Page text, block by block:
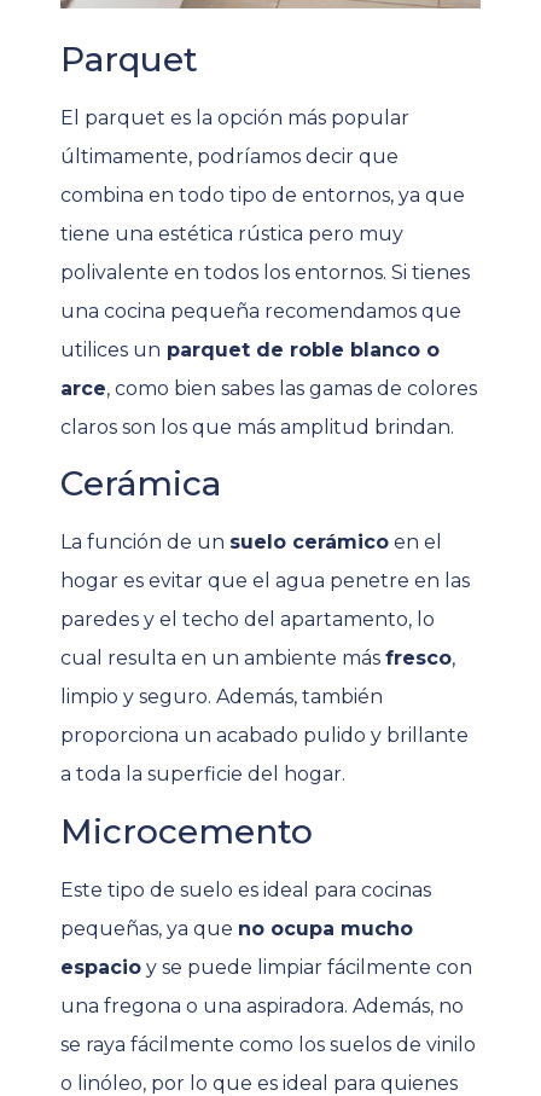
Parquet
El parquet es la opción más popular
últimamente, podríamos decir que
combina en todo tipo de entornos, ya que
tiene una estética rústica pero muy
polivalente en todos los entornos. Si tienes
una cocina pequeña recomendamos que
utilices un parquet de roble blanco o
arce, como bien sabes las gamas de colores
claros son los que más amplitud brindan.
Cerámica
La función de un suelo cerámico en el
hogar es evitar que el agua penetre en las
paredes y el techo del apartamento, lo
cual resulta en un ambiente más fresco,
limpio y seguro. Además, también
proporciona un acabado pulido y brillante
a toda la superficie del hogar.
Microcemento
Este tipo de suelo es ideal para cocinas
pequeñas, ya que no ocupa mucho
espacio y se puede limpiar fácilmente con
una fregona o una aspiradora. Además, no
se raya fácilmente como los suelos de vinilo
o linóleo, por lo que es ideal para quienes